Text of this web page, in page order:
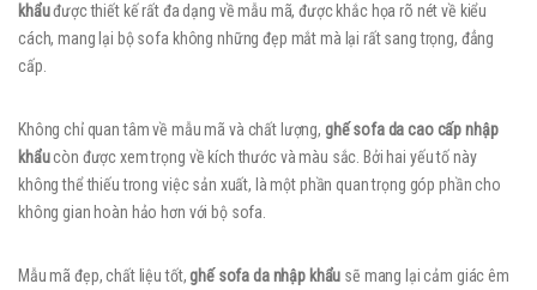
khẩuđược thiết kế rất đa dạng về mẫu mã, được khắc họa rõ nét về kiểu
cách, mang lại bộ sofa không những đẹp mắt mà lại rất sang trọng, đẳng
cấp.
Không chỉ quan tâm về mẫu mã và chất lượng, ghế sofa da cao cấp nhập
khẩucòn được xem trọng về kích thước và màu sắc. Bởi hai yếu tố này
không thể thiếu trong việc sản xuất, là một phần quan trọng góp phần cho
không gian hoàn hảo hơn với bộ sofa.
Mẫu mã đẹp, chất liệu tốt,ghế sofa da nhập khẩu sẽ mang lại cảm giác êm